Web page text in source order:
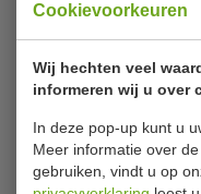
Cookievoorkeuren
Wij hechten veel
informeren wij u over
In deze pop-up kunt u
Meer informatie over
gebruiken, vindt u op
Olympia ovale
cm
De Olympia ovale
combineert door de
elegantie met
scherpe prijs. Zeer